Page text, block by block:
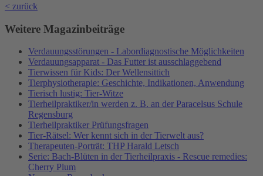
< zurück
Weitere Magazinbeiträge
Verdauungsstörungen - Labordiagnostische Möglichkeiten
Verdauungsapparat - Das Futter ist ausschlaggebend
Tierwissen für Kids: Der Wellensittich
Tierphysiotherapie: Geschichte, Indikationen, Anwendung
Tierisch lustig: Tier-Witze
Tierheilpraktiker/in werden z. B. an der Paracelsus Schule
Regensburg
Tierheilpraktiker Prüfungsfragen
Tier-Rätsel: Wer kennt sich in der Tierwelt aus?
Therapeuten-Porträt: THP Harald Letsch
Serie: Bach-Blüten in der Tierheilpraxis - Rescue remedies:
Cherry Plum